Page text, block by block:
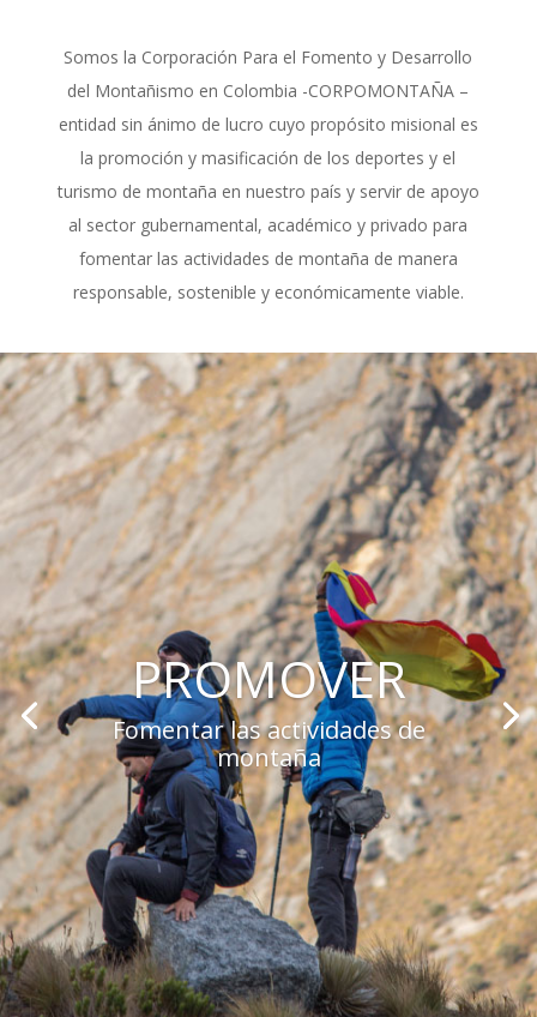
Somos la Corporación Para el Fomento y Desarrollo
del Montañismo en Colombia -CORPOMONTAÑA –
entidad sin ánimo de lucro cuyo propósito misional es
la promoción y masificación de los deportes y el
turismo de montaña en nuestro país y servir de apoyo
al sector gubernamental, académico y privado para
fomentar las actividades de montaña de manera
responsable, sostenible y económicamente viable.
PROMOVER
Fomentar las actividades de
montaña